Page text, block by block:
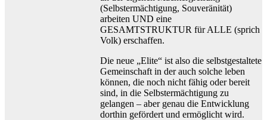
(Selbstermächtigung, Souveränität)
arbeiten UND eine
GESAMTSTRUKTUR für ALLE (sprich
Volk) erschaffen.
Die neue „Elite“ ist also die selbstgestaltete
Gemeinschaft in der auch solche leben
können, die noch nicht fähig oder bereit
sind, in die Selbstermächtigung zu
gelangen – aber genau die Entwicklung
dorthin gefördert und ermöglicht wird.